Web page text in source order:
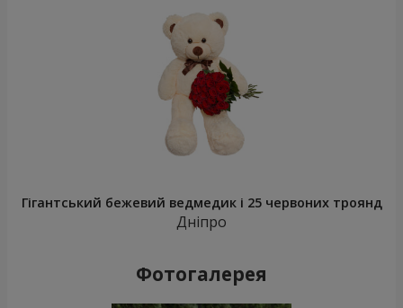
Гігантський бежевий ведмедик і 25 червоних троянд
Дніпро
Фотогалерея